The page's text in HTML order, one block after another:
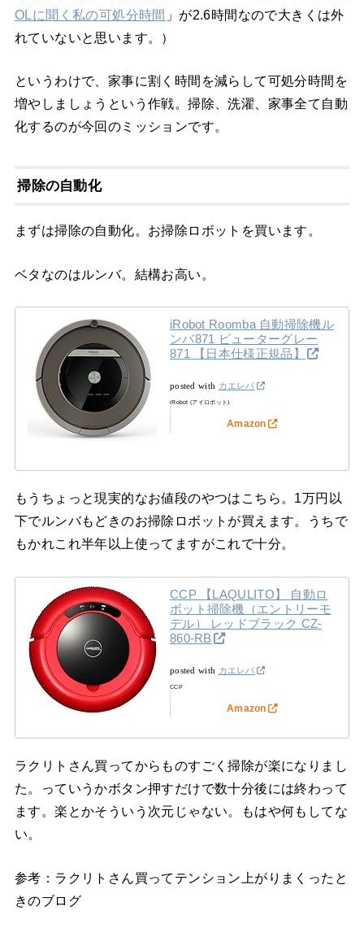
OLに聞く私の可処分時間 」が2.6時間なので大きくは外
れていないと思います。）
というわけで、家事に割く時間を減らして可処分時間を
増やしましょうという作戦。掃除、洗濯、家事全て自動
化するのが今回のミッションです。
掃除の自動化
まずは掃除の自動化。お掃除ロボットを買います。
ベタなのはルンバ。結構お高い。
iRobot Roomba 自動掃除機ル
ンバ871 ピューターグレー
871 【日本仕様正規品】
posted with カエレバ
iRobot (アイロボット)
Amazon
もうちょっと現実的なお値段のやつはこちら。1万円以
下でルンバもどきのお掃除ロボットが買えます。うちで
もかれこれ半年以上使ってますがこれで十分。
CCP 【LAQULITO】 自動ロ
ボット掃除機（エントリーモ
デル） レッドブラック CZ-
860-RB
posted with カエレバ
CCP
Amazon
ラクリトさん買ってからものすごく掃除が楽になりまし
た。っていうかボタン押すだけで数十分後には終わって
ます。楽とかそういう次元じゃない。もはや何もしてな
い。
参考：ラクリトさん買ってテンション上がりまくったと
きのブログ